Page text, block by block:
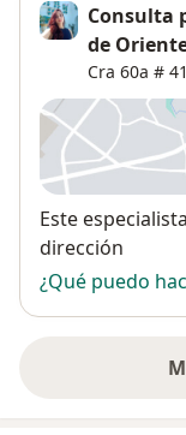
Consulta
de
Cra 60a #
Disponibilidad
Este
dirección
¿Qué puedo